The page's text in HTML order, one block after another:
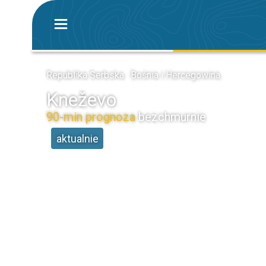
Republika Serbska · Bośnia i Hercegowina
Kneževo
90-min prognoza bezchmurnie
aktualnie